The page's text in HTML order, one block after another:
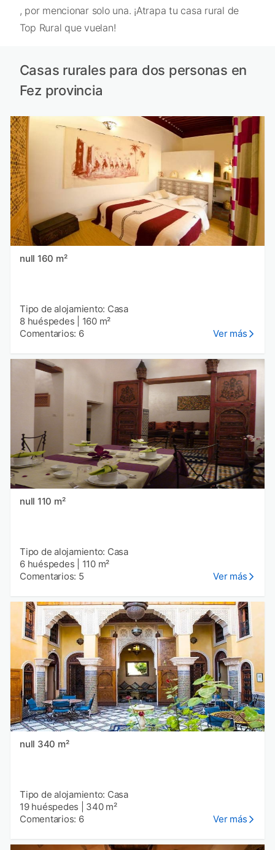
, por mencionar solo una. ¡Atrapa tu casa rural de
Top Rural que vuelan!
Casas rurales para dos personas en
Fez provincia
null 160 m²
Tipo de alojamiento: Casa
8 huéspedes
160 m²
Comentarios: 6
Ver más
null 110 m²
Tipo de alojamiento: Casa
6 huéspedes
110 m²
Comentarios: 5
Ver más
null 340 m²
Tipo de alojamiento: Casa
19 huéspedes
340 m²
Comentarios: 6
Ver más